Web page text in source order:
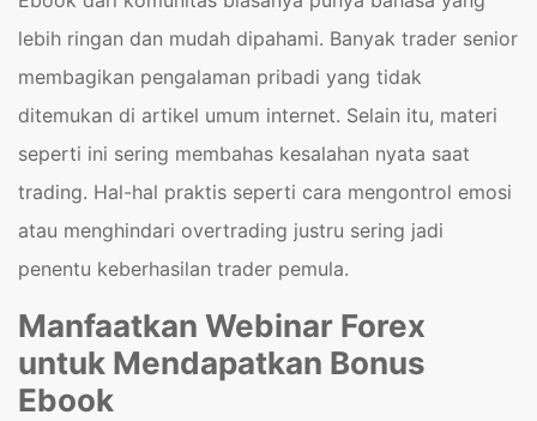
lebih ringan dan mudah dipahami. Banyak trader senior
membagikan pengalaman pribadi yang tidak
ditemukan di artikel umum internet. Selain itu, materi
seperti ini sering membahas kesalahan nyata saat
trading. Hal-hal praktis seperti cara mengontrol emosi
atau menghindari overtrading justru sering jadi
penentu keberhasilan trader pemula.
Manfaatkan Webinar Forex
untuk Mendapatkan Bonus
Ebook